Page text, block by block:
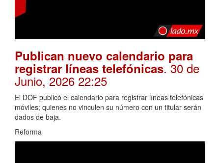
Publican nuevo calendario para
registrar líneas telefónicas. 30 de
Junio, 2026 22:25
El DOF publicó el calendario para registrar líneas telefónicas
móviles; quienes no vinculen su número con un titular serán
dados de baja.
Reforma